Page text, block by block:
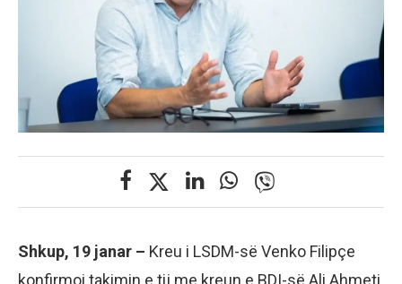
Shkup, 19 janar – Kreu i LSDM-së Venko Filipçe